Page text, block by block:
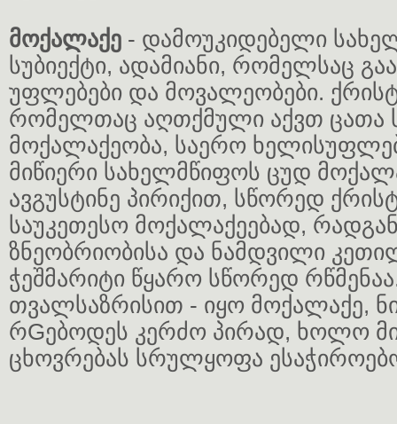
მოქალაქე - დამოუკიდებელი
სუბიექტი, ადამიანი, რომელსაც
უფლებები და მოვალეობები.
რომელთაც აღთქმული აქვთ ცათა
მოქალაქეობა, საერო
მიწიერი სახელმწიფოს ცუდ
ავგუსტინე პირიქით, სწორედ
საუკეთესო მოქალაქეებად,
ზნეობრიობისა და ნამდვილი
ჭეშმარიტი წყარო სწორედ
თვალსაზრისით - იყო მოქალაქე,
რGებოდეს კერძო პირად, ხოლო
ცხოვრებას სრულყოფა